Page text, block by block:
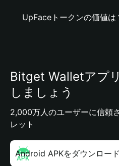
UpFaceトークンの価値は
Bitget Walletアプ
しましょう
2,000万人のユーザーに信頼
レット
Android APKをダウンロード